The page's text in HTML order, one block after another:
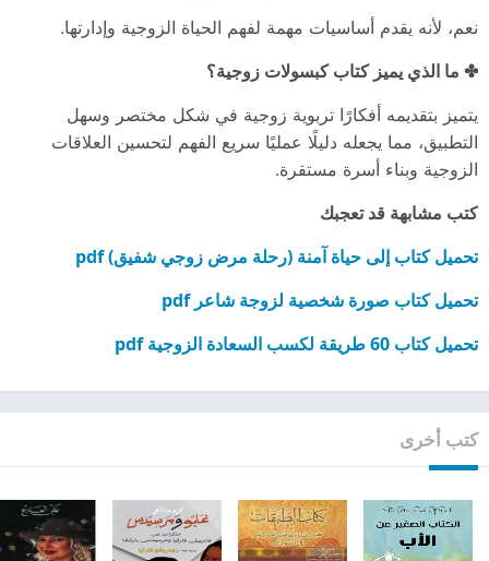
نعم، لأنه يقدم أساسيات مهمة لفهم الحياة الزوجية وإدارتها.
✤ ما الذي يميز كتاب كبسولات زوجية؟
يتميز بتقديمه أفكارًا تربوية زوجية في شكل مختصر وسهل
التطبيق، مما يجعله دليلًا عمليًا سريع الفهم لتحسين العلاقات
الزوجية وبناء أسرة مستقرة.
كتب مشابهة قد تعجبك
تحميل كتاب إلى حياة آمنة (رحلة مرض زوجي شفيق) pdf
تحميل كتاب صورة شخصية لزوجة شاعر pdf
تحميل كتاب 60 طريقة لكسب السعادة الزوجية pdf
كتب أخرى